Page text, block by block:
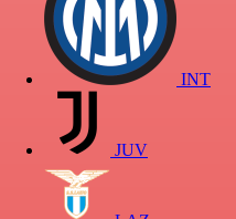
INT
JUV